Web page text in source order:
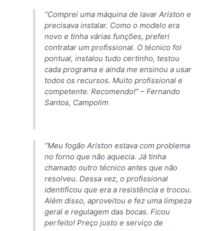
“Comprei uma máquina de lavar Ariston e
precisava instalar. Como o modelo era
novo e tinha várias funções, preferi
contratar um profissional. O técnico foi
pontual, instalou tudo certinho, testou
cada programa e ainda me ensinou a usar
todos os recursos. Muito profissional e
competente. Recomendo!” – Fernando
Santos, Campolim
“Meu fogão Ariston estava com problema
no forno que não aquecia. Já tinha
chamado outro técnico antes que não
resolveu. Dessa vez, o profissional
identificou que era a resistência e trocou.
Além disso, aproveitou e fez uma limpeza
geral e regulagem das bocas. Ficou
perfeito! Preço justo e serviço de